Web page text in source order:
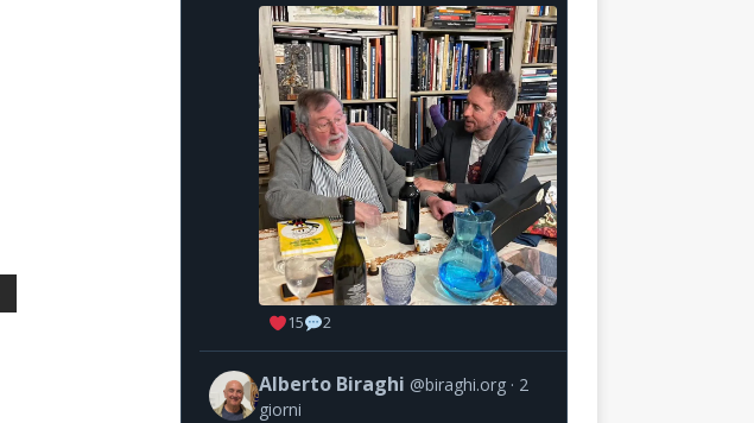
15 2
Alberto Biraghi @biraghi.org
2
giorni